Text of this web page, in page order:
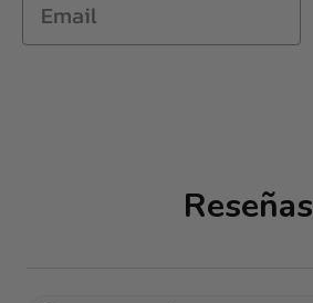
Reseñas